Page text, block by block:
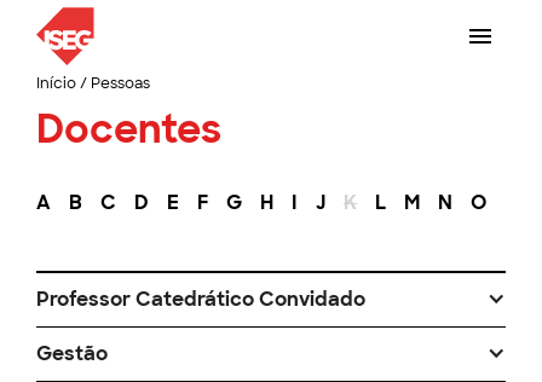
Início/ Pessoas
Docentes
A B C D E F G H I J K L M N O
Professor Catedrático Convidado
Gestão